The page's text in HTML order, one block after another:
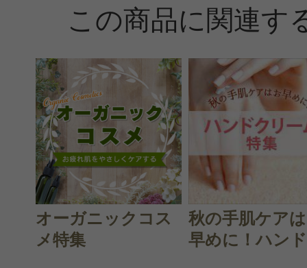
で、その時用に置いています。
す。
すべての24件のクチコミを見
この商品に関連す
オーガニックコス
メ特集
秋の手肌ケア
早めに！ハン